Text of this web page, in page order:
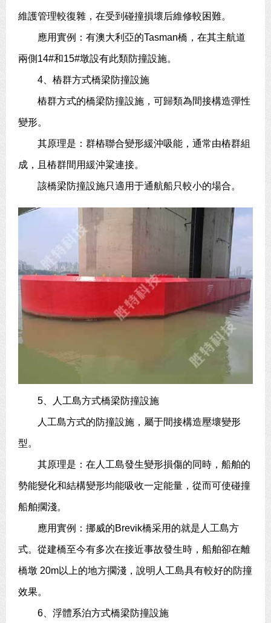
維護管理較復雜，在受到碰撞損壞后維修較困難。
應用實例：有澳大利亞的Tasman橋，在其主航道
兩側14#和15#墩設有此類防撞設施。
4、樁群方式橋梁防撞設施
樁群方式的橋梁防撞設施，可歸類為間接構造彈性
變形。
其原理是：群樁聯合變形緩沖吸能，通常由樁群組
成，且樁群間用緩沖粱連接。
該橋梁防撞設施只適用于通航船只較小的場合。
5、人工島方式橋梁防撞設施
人工島方式的防撞設施，屬于間接構造壓壞變形
型。
其原理是：在人工島發生變形損傷的同時，船舶的
勢能變化和結構變形均能吸收一定能量，從而可使碰撞
船舶擱淺。
應用實例：挪威的Brevik橋采用的就是人工島方
式。從建橋至今有多次在接近事故發生時，船舶卻在離
橋墩 20m以上的地方擱淺，說明人工島具有較好的防撞
效果。
6、浮體系泊方式橋梁防撞設施